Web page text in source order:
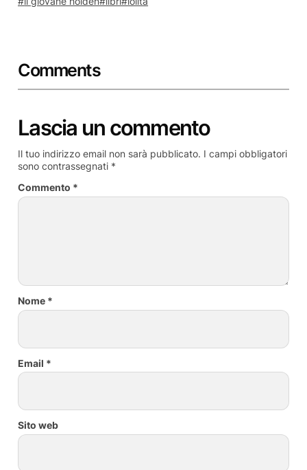
Comments
Lascia un commento
Il tuo indirizzo email non sarà pubblicato. I campi obbligatori
sono contrassegnati *
Commento *
Nome *
Email *
Sito web